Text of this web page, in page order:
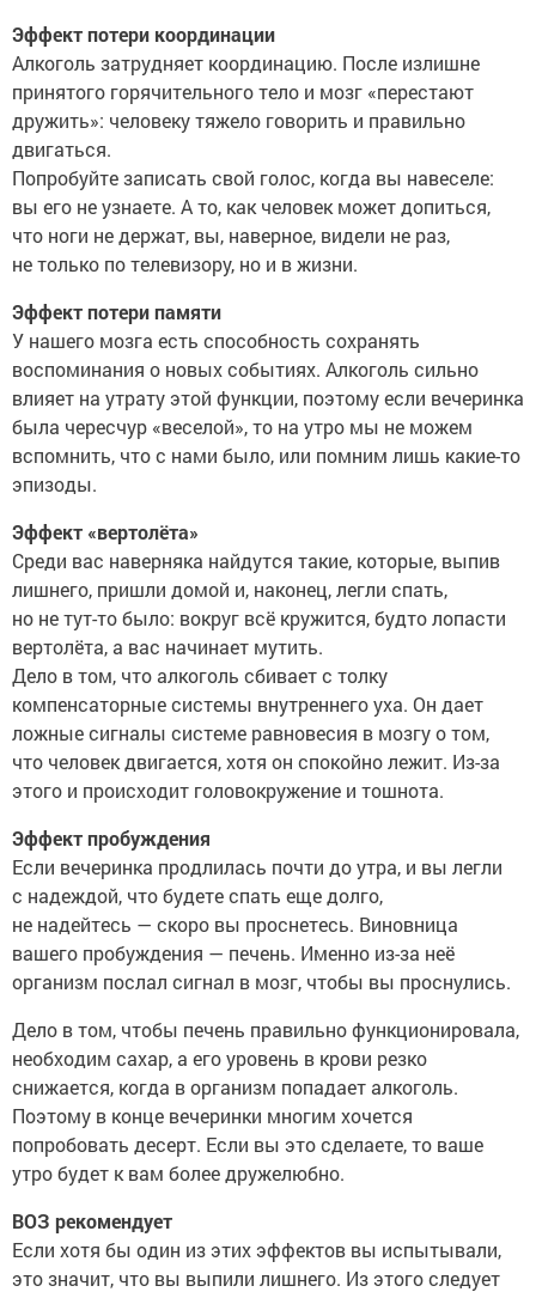
Эффект потери координации
Алкоголь затрудняет координацию. После излишне
принятого горячительного тело и мозг «перестают
дружить»: человеку тяжело говорить и правильно
двигаться.
Попробуйте записать свой голос, когда вы навеселе:
вы его не узнаете. А то, как человек может допиться,
что ноги не держат, вы, наверное, видели не раз,
не только по телевизору, но и в жизни.
Эффект потери памяти
У нашего мозга есть способность сохранять
воспоминания о новых событиях. Алкоголь сильно
влияет на утрату этой функции, поэтому если вечеринка
была чересчур «веселой», то на утро мы не можем
вспомнить, что с нами было, или помним лишь какие-то
эпизоды.
Эффект «вертолёта»
Среди вас наверняка найдутся такие, которые, выпив
лишнего, пришли домой и, наконец, легли спать,
но не тут-то было: вокруг всё кружится, будто лопасти
вертолёта, а вас начинает мутить.
Дело в том, что алкоголь сбивает с толку
компенсаторные системы внутреннего уха. Он дает
ложные сигналы системе равновесия в мозгу о том,
что человек двигается, хотя он спокойно лежит. Из-за
этого и происходит головокружение и тошнота.
Эффект пробуждения
Если вечеринка продлилась почти до утра, и вы легли
с надеждой, что будете спать еще долго,
не надейтесь — скоро вы проснетесь. Виновница
вашего пробуждения — печень. Именно из-за неё
организм послал сигнал в мозг, чтобы вы проснулись.
Дело в том, чтобы печень правильно функционировала,
необходим сахар, а его уровень в крови резко
снижается, когда в организм попадает алкоголь.
Поэтому в конце вечеринки многим хочется
попробовать десерт. Если вы это сделаете, то ваше
утро будет к вам более дружелюбно.
ВОЗ рекомендует
Если хотя бы один из этих эффектов вы испытывали,
это значит, что вы выпили лишнего. Из этого следует